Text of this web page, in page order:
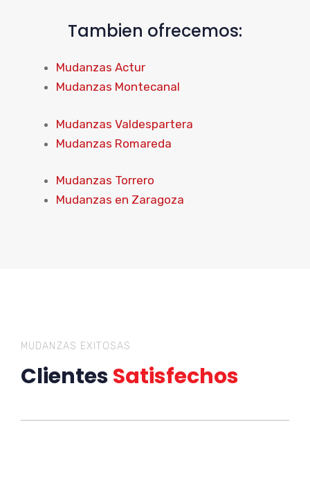
Tambien ofrecemos:
Mudanzas Actur
Mudanzas Montecanal
Mudanzas Valdespartera
Mudanzas Romareda
Mudanzas Torrero
Mudanzas en Zaragoza
MUDANZAS EXITOSAS
ClientesSatisfechos